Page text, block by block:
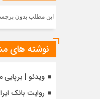
این مطلب بدون
نوشته های
ویدئو |
روایت بانک